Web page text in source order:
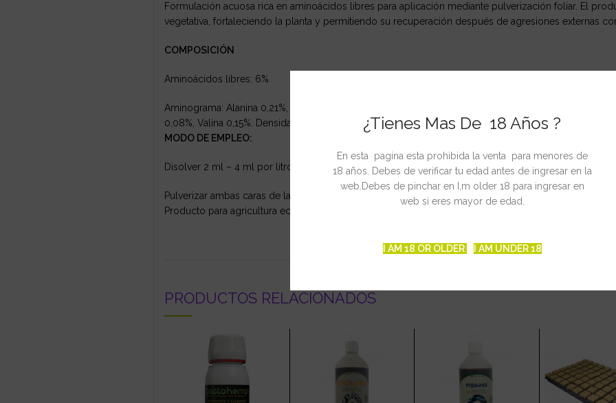
¿Tienes Mas De 18 Años ?
En esta pagina esta prohibida la venta para menores de
18 años. Debes de verificar tu edad antes de ingresar en la
web.Debes de pinchar en I,m older 18 para ingresar en
web si eres mayor de edad.
I AM 18 OR OLDER I AM UNDER 18
Formulación acuosa rica en aminoácidos libres para aplicación mediante pulverización foliar. El
vegetativa, fortaleciendo la planta y permitiendo su recuperación después de agresiones externas
COMPOSICIÓN
Aminoácidos libres: 6%
Aminograma: Alanina 0,21%, Arginina 0,18%, Ácido aspártico 0,25%, Ácido glutámico 2,71%, Glicina
0,08%, Valina 0,15%. Densidad: 1,26 Kg/L pH: 7
MODO DE EMPLEO:
Disolver 2 ml – 4 ml por litro de agua.
Pulverizar ambas caras de la hoja. Repetir la aplicacióntranscurridos de 7 a 10 días para mejorar los
Producto para agricultura ecológica.100 % natural.
PRODUCTOS RELACIONADOS